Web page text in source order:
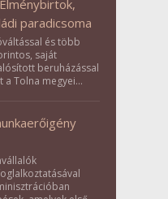
paradicsoma
és több
saját
beruházással
a Tolna megyei